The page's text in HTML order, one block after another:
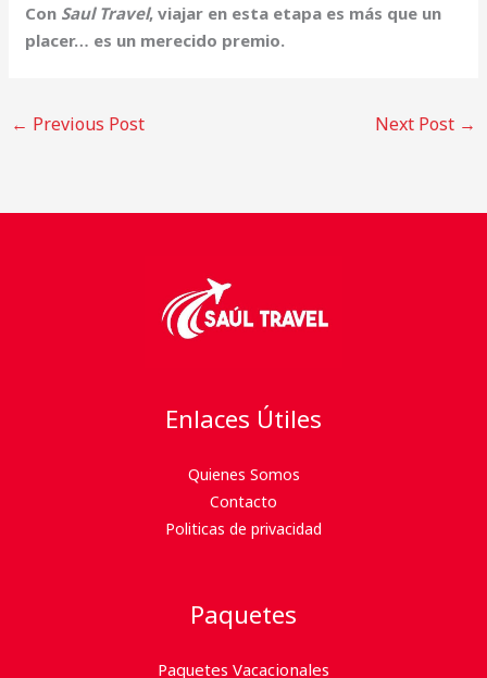
Con Saul Travel, viajar en esta etapa es más que un
placer… es un merecido premio.
← Previous Post Next Post →
Enlaces Útiles
Quienes Somos
Contacto
Politicas de privacidad
Paquetes
Paquetes Vacacionales